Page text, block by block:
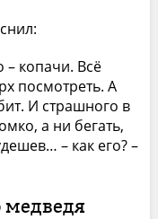
– копачи. Всё
посмотреть. А
И страшного в
а ни бегать,
– как его? –
медведя